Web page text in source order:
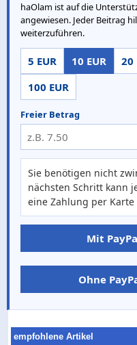
haOlam ist auf die
angewiesen. Jeder Beitrag
weiterzuführen.
5 EUR 10 EUR 20
100 EUR
Freier Betrag
Sie benötigen nicht
nächsten Schritt kann
eine Zahlung per
Mit
Ohne
empfohlene Artikel